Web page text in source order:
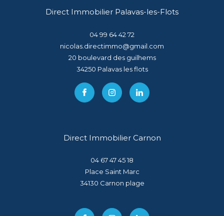
Direct Immobilier Palavas-les-Flots
04 99 64 42 72
nicolas.directimmo@gmail.com
20 boulevard des guilhems
34250
palavas les flots
Direct Immobilier Carnon
04 67 47 45 18
Place Saint Marc
34130
carnon plage